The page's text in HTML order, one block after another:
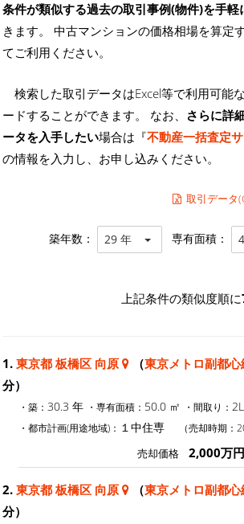
条件が類似する過去の取引事例(物件)を手軽
きます。 中古マンションの価格相場を算定
てご利用ください。
検索した取引データはExcel等で利用可能
ードすることができます。 なお、 さらに詳
ータを入手したい場合は『不動産一括査定
の情報を入力し、お申し込みください。
取引データ
築年数： 29 年 専有面積：
上記条件の類似度順に
1. 東京都 板橋区 向原 （東京メトロ副都
分）
・築： 30.3 年 ・専有面積： 50.0 ㎡ ・間取り：
・都市計画(用途地域)： １中住専 （売却時期：
売却価格 2,000万円
2. 東京都 板橋区 向原 （東京メトロ副都
分）